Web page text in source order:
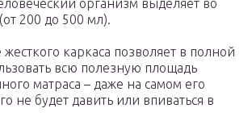
организм выделяет во
200 до 500 мл).
жесткого каркаса позволяет в полной
всю полезную площадь
матраса – даже на самом его
не будет давить или впиваться в